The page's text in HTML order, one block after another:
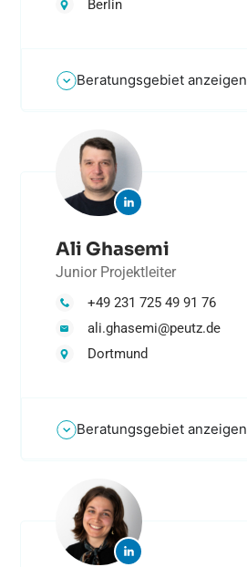
Berlin
Beratungsgebiet anzeigen
Ali Ghasemi
Junior Projektleiter
+49 231 725 49 91 76
ali.ghasemi@peutz.de
Dortmund
Beratungsgebiet anzeigen